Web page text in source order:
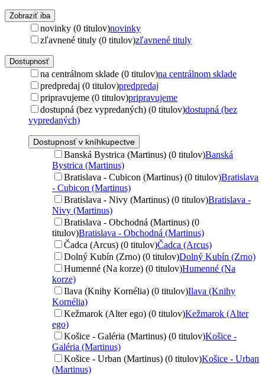
Zobraziť iba
novinky (0 titulov)novinky
zľavnené tituly (0 titulov)zľavnené tituly
Dostupnosť
na centrálnom sklade (0 titulov)na centrálnom sklade
predpredaj (0 titulov)predpredaj
pripravujeme (0 titulov)pripravujeme
dostupná (bez vypredaných) (0 titulov)dostupná (bez
vypredaných)
Dostupnosť v kníhkupectve
Banská Bystrica (Martinus) (0 titulov)Banská
Bystrica (Martinus)
Bratislava - Cubicon (Martinus) (0 titulov)Bratislava
- Cubicon (Martinus)
Bratislava - Nivy (Martinus) (0 titulov)Bratislava -
Nivy (Martinus)
Bratislava - Obchodná (Martinus) (0
titulov)Bratislava - Obchodná (Martinus)
Čadca (Arcus) (0 titulov)Čadca (Arcus)
Dolný Kubín (Zrno) (0 titulov)Dolný Kubín (Zrno)
Humenné (Na korze) (0 titulov)Humenné (Na
korze)
Ilava (Knihy Kornélia) (0 titulov)Ilava (Knihy
Kornélia)
Kežmarok (Alter ego) (0 titulov)Kežmarok (Alter
ego)
Košice - Galéria (Martinus) (0 titulov)Košice -
Galéria (Martinus)
Košice - Urban (Martinus) (0 titulov)Košice - Urban
(Martinus)